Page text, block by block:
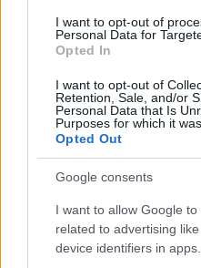
I want to opt-out of
Personal Data for
Opted In
I want to opt-out of
Retention, Sale, and/or
Personal Data that Is
Purposes for which it
Opted Out
Google consents
I want to allow Google
related to advertising
device identifiers in apps.
decreto
Precedente
Cristo coi tacchi,
Rita dalla Chiesa
critica l’iniziativa